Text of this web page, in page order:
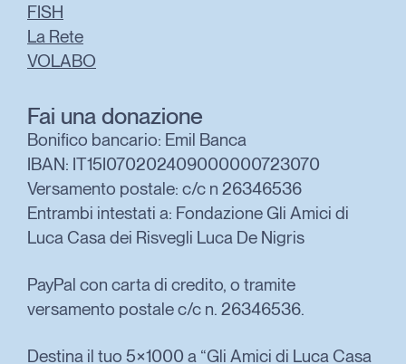
FISH
La Rete
VOLABO
Fai una donazione
Bonifico bancario: Emil Banca
IBAN: IT15I070202409000000723070
Versamento postale: c/c n 26346536
Entrambi intestati a: Fondazione Gli Amici di
Luca Casa dei Risvegli Luca De Nigris
PayPal con carta di credito, o tramite
versamento postale c/c n. 26346536.
Destina il tuo 5×1000 a “Gli Amici di Luca Casa